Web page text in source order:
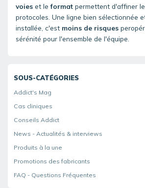
voies et leformat permettent d'affiner
protocoles. Une ligne bien sélectionnée
installée, c'est moins de risques
sérénité pour l'ensemble de l'équipe.
SOUS-CATÉGORIES
Addict's Mag
Cas cliniques
Conseils Addict
News - Actualités & interviews
Produits à la une
Promotions des fabricants
FAQ - Questions Fréquentes